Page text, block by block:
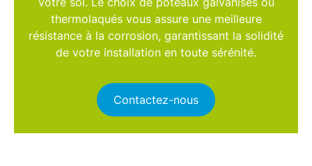
thermolaqués vous assure une meilleure
résistance à la corrosion, garantissant la solidité
de votre installation en toute sérénité.
Contactez-nous